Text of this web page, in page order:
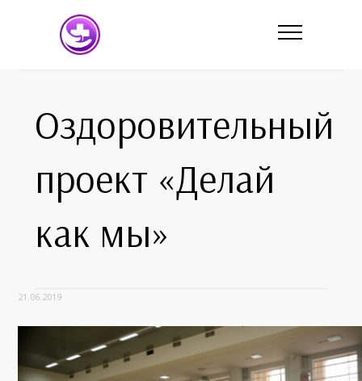
Оздоровительный
проект «Делай
как мы»
21.06.2019